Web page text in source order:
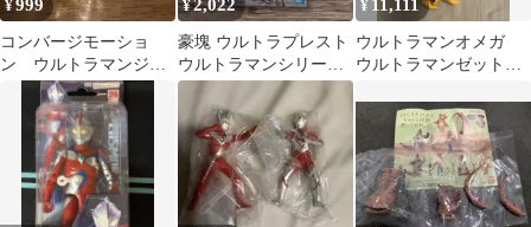
¥999
コンバージモーショ
ン ウルトラマンジー
¥2,022
豪塊 ウルトラプレスト
ウルトラマンシリーズ
ウルトラの父
¥ 11,111
ウルトラマンオメガ
ウルトラマンゼット
り